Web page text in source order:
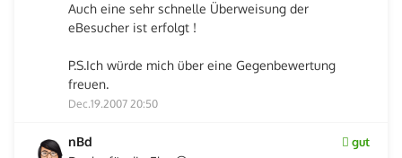
Auch eine sehr schnelle Überweisung der
eBesucher ist erfolgt !
P.S.Ich würde mich über eine Gegenbewertung
freuen.
Dec.19.2007 20:50
nBd gut